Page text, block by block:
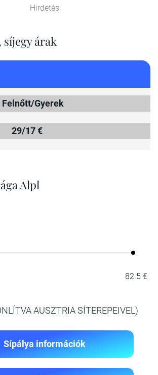
Hirdetés
árak
Felnőtt/Gyerek
29/17 €
Alpl
82.5 €
AUSZTRIA SÍTEREPEIVEL)
Sípálya információk